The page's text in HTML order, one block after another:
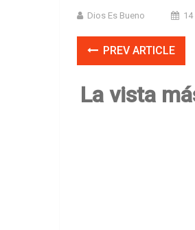
Dios Es Bueno
PREV ARTICLE
La vista